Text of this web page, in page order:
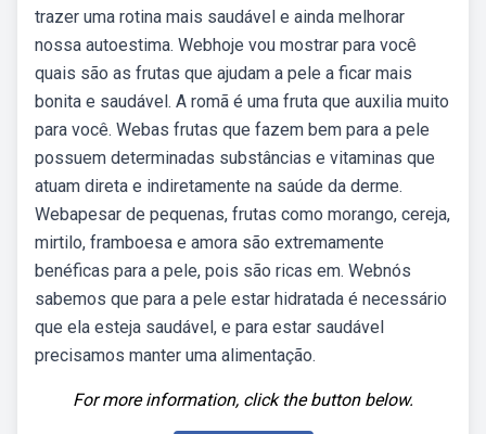
trazer uma rotina mais saudável e ainda melhorar
nossa autoestima. Webhoje vou mostrar para você
quais são as frutas que ajudam a pele a ficar mais
bonita e saudável. A romã é uma fruta que auxilia muito
para você. Webas frutas que fazem bem para a pele
possuem determinadas substâncias e vitaminas que
atuam direta e indiretamente na saúde da derme.
Webapesar de pequenas, frutas como morango, cereja,
mirtilo, framboesa e amora são extremamente
benéficas para a pele, pois são ricas em. Webnós
sabemos que para a pele estar hidratada é necessário
que ela esteja saudável, e para estar saudável
precisamos manter uma alimentação.
For more information, click the button below.